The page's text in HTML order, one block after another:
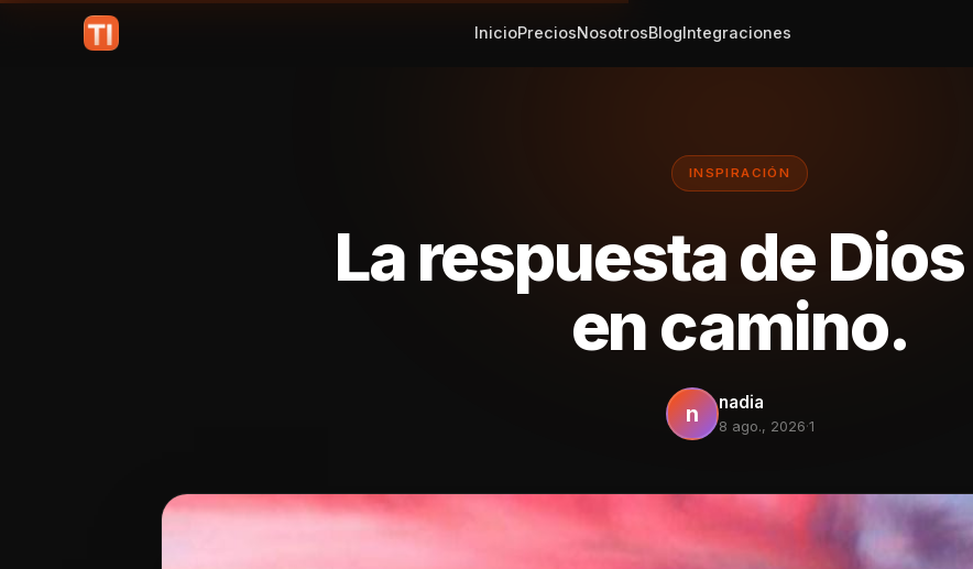
InicioPreciosNosotrosBlogIntegraciones
INSPIRACIÓN
La respuesta de
en camino.
n nadia
8 ago., 2026·1